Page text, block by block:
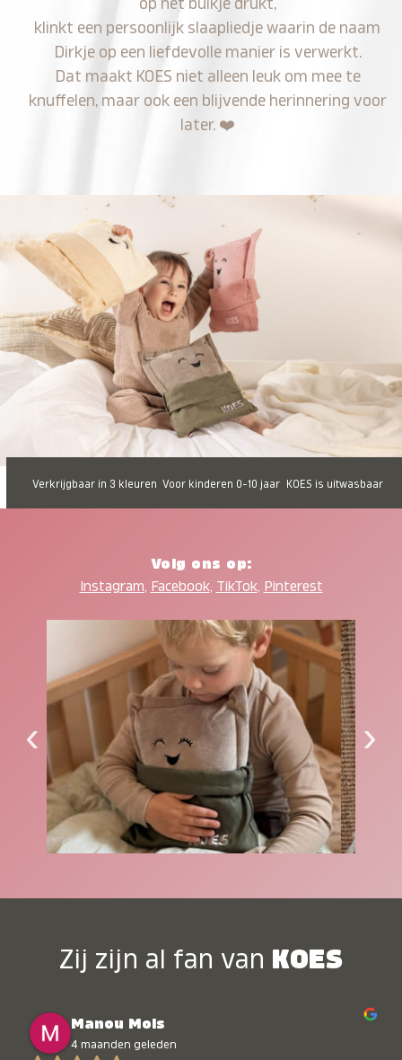
op het buikje drukt,
klinkt een persoonlijk slaapliedje waarin de naam
Dirkje op een liefdevolle manier is verwerkt.
Dat maakt KOES niet alleen leuk om mee te
knuffelen, maar ook een blijvende herinnering voor
later. ❤️
Verkrijgbaar in 3 kleuren Voor kinderen 0-10 jaar KOES is uitwasbaar
Volg ons op:
Instagram, Facebook, TikTok, Pinterest
‹ ›
Zij zijn al fan van KOES
Manou Mols
4 maanden geleden